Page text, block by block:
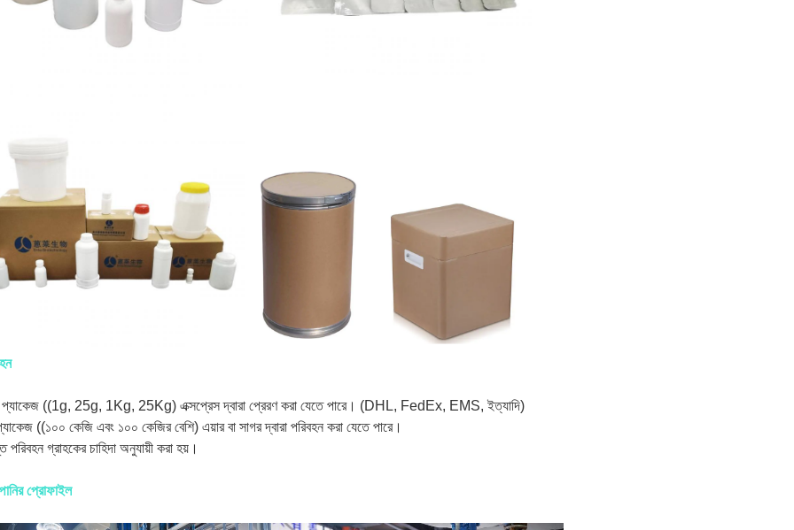
((1g, 25g, 1Kg, 25Kg) এক্সপ্রেস দ্বারা প্রেরণ করা যেতে পারে। (DHL, FedEx, EMS, ইত্যাদি)
((১০০ কেজি এবং ১০০ কেজির বেশি) এয়ার বা সাগর দ্বারা পরিবহন করা যেতে পারে।
পরিবহন গ্রাহকের চাহিদা অনুযায়ী করা হয়।
প্রোফাইল